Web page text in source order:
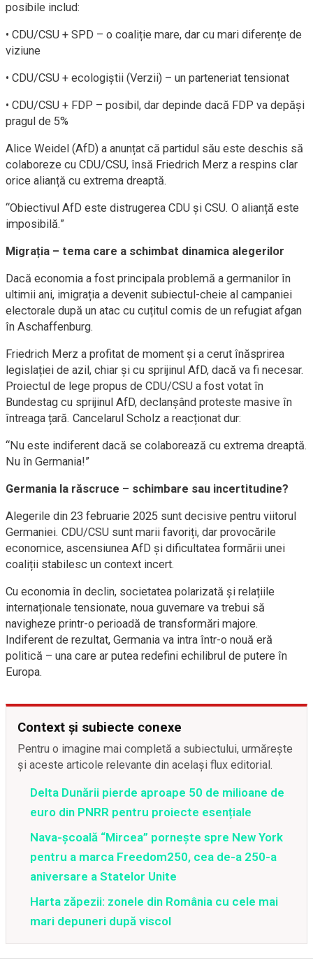
posibile includ:
• CDU/CSU + SPD – o coaliție mare, dar cu mari diferențe de
viziune
• CDU/CSU + ecologiștii (Verzii) – un parteneriat tensionat
• CDU/CSU + FDP – posibil, dar depinde dacă FDP va depăși
pragul de 5%
Alice Weidel (AfD) a anunțat că partidul său este deschis să
colaboreze cu CDU/CSU, însă Friedrich Merz a respins clar
orice alianță cu extrema dreaptă.
“Obiectivul AfD este distrugerea CDU și CSU. O alianță este
imposibilă.”
Migrația – tema care a schimbat dinamica alegerilor
Dacă economia a fost principala problemă a germanilor în
ultimii ani, imigrația a devenit subiectul-cheie al campaniei
electorale după un atac cu cuțitul comis de un refugiat afgan
în Aschaffenburg.
Friedrich Merz a profitat de moment și a cerut înăsprirea
legislației de azil, chiar și cu sprijinul AfD, dacă va fi necesar.
Proiectul de lege propus de CDU/CSU a fost votat în
Bundestag cu sprijinul AfD, declanșând proteste masive în
întreaga țară. Cancelarul Scholz a reacționat dur:
“Nu este indiferent dacă se colaborează cu extrema dreaptă.
Nu în Germania!”
Germania la răscruce – schimbare sau incertitudine?
Alegerile din 23 februarie 2025 sunt decisive pentru viitorul
Germaniei. CDU/CSU sunt marii favoriți, dar provocările
economice, ascensiunea AfD și dificultatea formării unei
coaliții stabilesc un context incert.
Cu economia în declin, societatea polarizată și relațiile
internaționale tensionate, noua guvernare va trebui să
navigheze printr-o perioadă de transformări majore.
Indiferent de rezultat, Germania va intra într-o nouă eră
politică – una care ar putea redefini echilibrul de putere în
Europa.
Context și subiecte conexe
Pentru o imagine mai completă a subiectului, urmărește
și aceste articole relevante din același flux editorial.
Delta Dunării pierde aproape 50 de milioane de
euro din PNRR pentru proiecte esențiale
Nava-școală “Mircea” pornește spre New York
pentru a marca Freedom250, cea de-a 250-a
aniversare a Statelor Unite
Harta zăpezii: zonele din România cu cele mai
mari depuneri după viscol